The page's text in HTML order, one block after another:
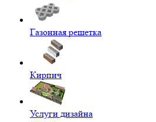
Газонная решетка
Кирпич
Услуги дизайна